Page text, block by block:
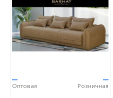
—
Оптовая
—
Розничная